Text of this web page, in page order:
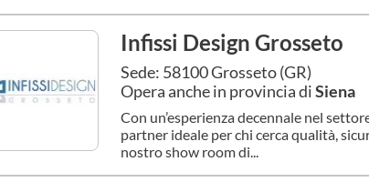
Infissi Design Grosseto
Sede: 58100 Grosseto (GR)
Opera anche in provincia diSiena
Con un’esperienza decennale nel
partner ideale per chi cerca qualità,
nostro show room di...